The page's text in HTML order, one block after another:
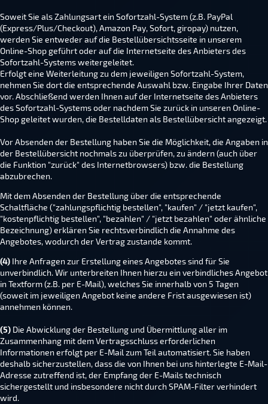
Soweit Sie als Zahlungsart ein Sofortzahl-System (z.B. PayPal
(Express/Plus/Checkout), Amazon Pay, Sofort, giropay) nutzen,
werden Sie entweder auf die Bestellübersichtsseite in unserem
Online-Shop geführt oder auf die Internetseite des Anbieters des
Sofortzahl-Systems weitergeleitet.
Erfolgt eine Weiterleitung zu dem jeweiligen Sofortzahl-System,
nehmen Sie dort die entsprechende Auswahl bzw. Eingabe Ihrer Daten
vor. Abschließend werden Ihnen auf der Internetseite des Anbieters
des Sofortzahl-Systems oder nachdem Sie zurück in unseren Online-
Shop geleitet wurden, die Bestelldaten als Bestellübersicht angezeigt.
Vor Absenden der Bestellung haben Sie die Möglichkeit, die Angaben in
der Bestellübersicht nochmals zu überprüfen, zu ändern (auch über
die Funktion "zurück" des Internetbrowsers) bzw. die Bestellung
abzubrechen.
Mit dem Absenden der Bestellung über die entsprechende
Schaltfläche ("zahlungspflichtig bestellen", "kaufen" / "jetzt kaufen",
"kostenpflichtig bestellen", "bezahlen" / "jetzt bezahlen" oder ähnliche
Bezeichnung) erklären Sie rechtsverbindlich die Annahme des
Angebotes, wodurch der Vertrag zustande kommt.
(4) Ihre Anfragen zur Erstellung eines Angebotes sind für Sie
unverbindlich. Wir unterbreiten Ihnen hierzu ein verbindliches Angebot
in Textform (z.B. per E-Mail), welches Sie innerhalb von 5 Tagen
(soweit im jeweiligen Angebot keine andere Frist ausgewiesen ist)
annehmen können.
(5) Die Abwicklung der Bestellung und Übermittlung aller im
Zusammenhang mit dem Vertragsschluss erforderlichen
Informationen erfolgt per E-Mail zum Teil automatisiert. Sie haben
deshalb sicherzustellen, dass die von Ihnen bei uns hinterlegte E-Mail-
Adresse zutreffend ist, der Empfang der E-Mails technisch
sichergestellt und insbesondere nicht durch SPAM-Filter verhindert
wird.